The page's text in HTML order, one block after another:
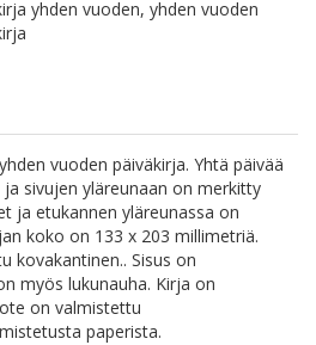
yhden vuoden, yhden vuoden
vuoden päiväkirja. Yhtä päivää
sivujen yläreunaan on merkitty
ja etukannen yläreunassa on
koko on 133 x 203 millimetriä.
kovakantinen.. Sisus on
myös lukunauha. Kirja on
on valmistettu
paperista.